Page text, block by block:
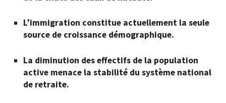
L’immigration constitue actuellement la seule
source de croissance démographique.
La diminution des effectifs de la population
active menace la stabilité du système national
de retraite.